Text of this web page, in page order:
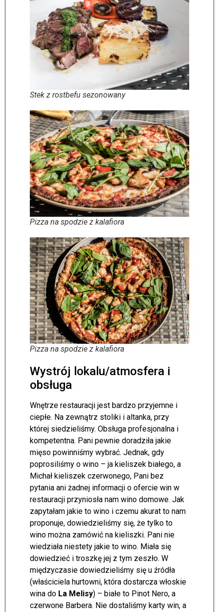
Stek z rostbefu sezonowany
Pizza na spodzie z kalafiora
Pizza na spodzie z kalafiora
Wystrój lokalu/atmosfera i
obsługa
Wnętrze restauracji jest bardzo przyjemne i
ciepłe. Na zewnątrz stoliki i altanka, przy
której siedzieliśmy. Obsługa profesjonalna i
kompetentna. Pani pewnie doradziła jakie
mięso powinniśmy wybrać. Jednak, gdy
poprosiliśmy o wino – ja kieliszek białego, a
Michał kieliszek czerwonego, Pani bez
pytania ani żadnej informacji o ofercie win w
restauracji przyniosła nam wino domowe. Jak
zapytałam jakie to wino i czemu akurat to nam
proponuje, dowiedzieliśmy się, że tylko to
wino można zamówić na kieliszki. Pani nie
wiedziała niestety jakie to wino. Miała się
dowiedzieć i troszkę jej z tym zeszło. W
międzyczasie dowiedzieliśmy się u źródła
(właściciela hurtowni, która dostarcza włoskie
wina do La Melisy) – białe to Pinot Nero, a
czerwone Barbera. Nie dostaliśmy karty win, a